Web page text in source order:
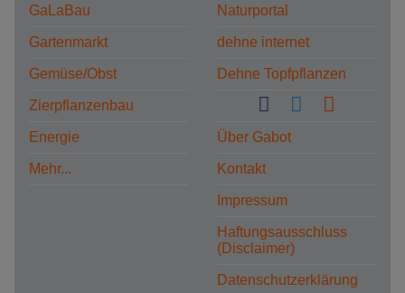
GaLaBau
Gartenmarkt
Gemüse/Obst
Zierpflanzenbau
Energie
Mehr...
Naturportal
dehne internet
Dehne Topfpflanzen
Über Gabot
Kontakt
Impressum
Haftungsausschluss
(Disclaimer)
Datenschutzerklärung